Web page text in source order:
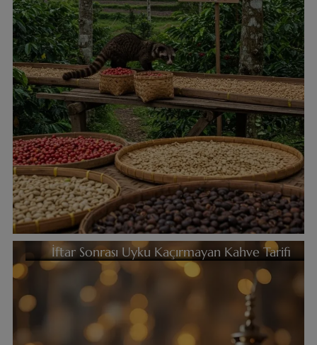
İftar Sonrası Uyku Kaçırmayan Kahve Tarifi